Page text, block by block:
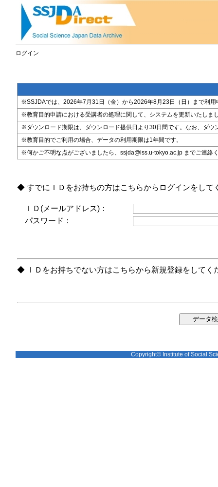
ログイン
※SSJDAでは、2026年7月31日（金）から2026年8月23日（日）まで利
※教育目的申請における受講者の処理に関して、システムを更新いたしま
※ダウンロード期限は、ダウンロード提供日より30日間です。なお、ダ
※教育目的でご利用の場合、データの利用期限は1年間です。
※何かご不明な点がございましたら、ssjda@iss.u-tokyo.ac.jp までご連絡
◆ すでにＩＤをお持ちの方はこちらからログインをして
ＩＤ(メールアドレス)：
パスワード：
◆ ＩＤをお持ちでない方はこちらから新規登録をしてく
Copyright© Institute of Social